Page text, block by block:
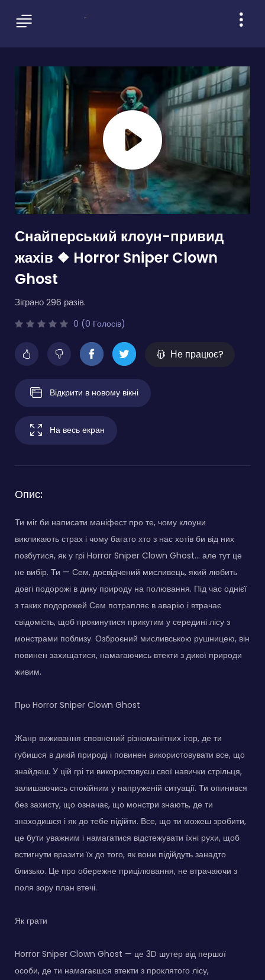
Снайперський клоун-привид
жахів ❖ Horror Sniper Clown
Ghost
Зіграно 296 разів.
0 (0 Голосів)
Не працює?
Відкрити в новому вікні
На весь екран
Опис:
Ти міг би написати маніфест про те, чому клоуни
викликають страх і чому багато хто з нас хотів би від них
позбутися, як у грі Horror Sniper Clown Ghost... але тут це
не вибір. Ти — Сем, досвідчений мисливець, який любить
довгі подорожі в дику природу на полювання. Під час однієї
з таких подорожей Сем потрапляє в аварію і втрачає
свідомість, щоб прокинутися прикутим у середині лісу з
монстрами поблизу. Озброєний мисливською рушницею, він
повинен захищатися, намагаючись втекти з дикої природи
живим.
Про Horror Sniper Clown Ghost
Жанр виживання сповнений різноманітних ігор, де ти
губишся в дикій природі і повинен використовувати все, що
знайдеш. У цій грі ти використовуєш свої навички стрільця,
залишаючись спокійним у напруженій ситуації. Ти опинився
без захисту, що означає, що монстри знають, де ти
знаходишся і як до тебе підійти. Все, що ти можеш зробити,
це бути уважним і намагатися відстежувати їхні рухи, щоб
встигнути вразити їх до того, як вони підійдуть занадто
близько. Це про обережне прицілювання, не втрачаючи з
поля зору план втечі.
Як грати
Horror Sniper Clown Ghost — це 3D шутер від першої
особи, де ти намагаєшся втекти з проклятого лісу,